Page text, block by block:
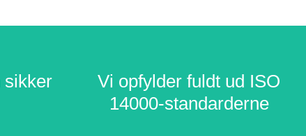
sikker
sikker
Vi opfylder fuldt ud ISO
14000-standarderne
Vi opfylder fuldt ud ISO
14000-standarderne